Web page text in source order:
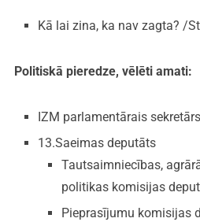
Kā lai zina, ka nav zagta? /
Politiskā pieredze, vēlēti amati:
IZM parlamentārais
13.Saeimas deputāts
Tautsaimniecības,
politikas komisijas
Pieprasījumu komisijas